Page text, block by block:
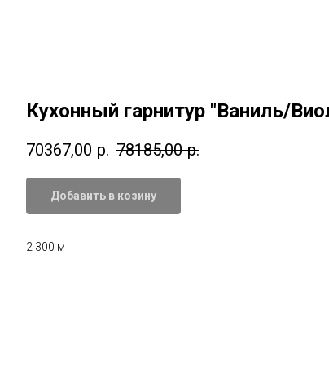
Кухонный гарнитур "Ваниль/
70367,00 р. 78185,00 р.
Добавить в козину
2 300 м